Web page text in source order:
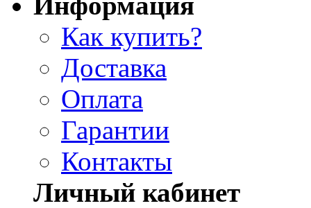
Как купить?
Доставка
Оплата
Гарантии
Контакты
Личный кабинет